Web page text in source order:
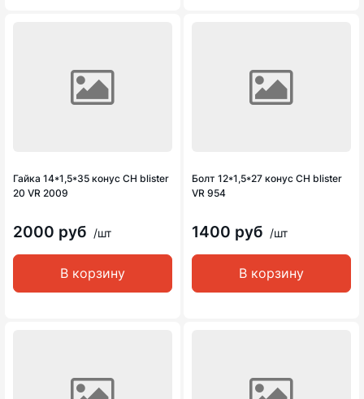
Гайка 14*1,5*35 конус CH blister
20 VR 2009
2000 руб /шт
В корзину
Болт 12*1,5*27 конус CH blister
VR 954
1400 руб /шт
В корзину